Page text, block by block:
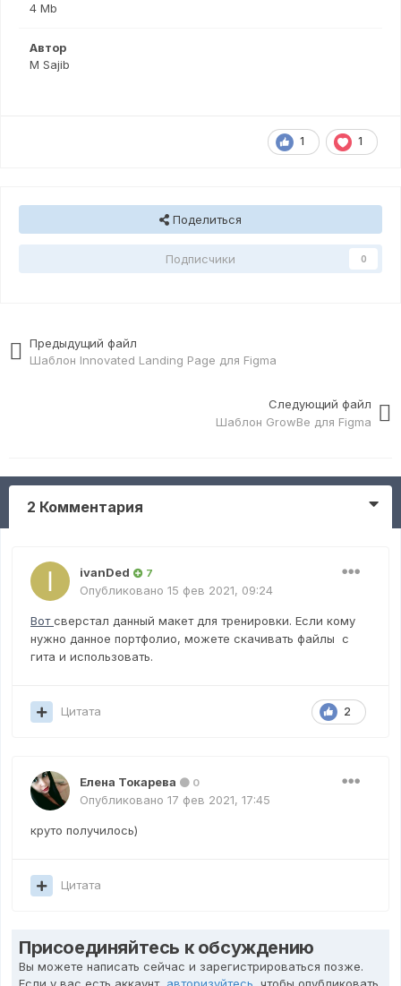
4 Mb
Автор
M Sajib
1 1
Поделиться
Подписчики 0
Предыдущий файл
Шаблон Innovated Landing Page для Figma
Следующий файл
Шаблон GrowBe для Figma
2 Комментария
ivanDed 7
Опубликовано 15 фев 2021, 09:24
Вотсверстал данный макет для тренировки. Если кому
нужно данное портфолио, можете скачивать файлы с
гита и использовать.
2
Цитата
Елена Токарева 0
Опубликовано 17 фев 2021, 17:45
круто получилось)
Цитата
Присоединяйтесь к обсуждению
Вы можете написать сейчас и зарегистрироваться позже.